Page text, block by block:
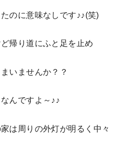
のに意味なしです♪♪(笑)
帰り道にふと足を止め
いませんか？？
んですよ～♪♪
は周りの外灯が明るく中々